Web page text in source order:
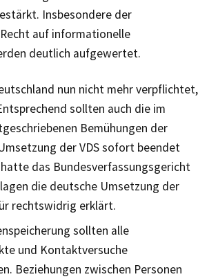
Insbesondere der
auf informationelle
deutlich aufgewertet.
nun nicht mehr verpflichtet,
sollten auch die im
Bemühungen der
der VDS sofort beendet
das Bundesverfassungsgericht
die deutsche Umsetzung der
rechtswidrig erklärt.
sollten alle
und Kontaktversuche
Beziehungen zwischen Personen